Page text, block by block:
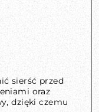
sierść przed
oraz
dzięki czemu